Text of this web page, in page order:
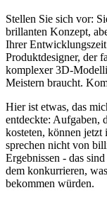
Stellen Sie sich vor:
brillanten Konzept,
Ihrer
Produktdesigner, der
komplexer 3D-
Meistern braucht.
Hier ist etwas, das
entdeckte: Aufgaben,
kosteten, können
sprechen nicht von
Ergebnissen - das
dem konkurrieren,
bekommen würden.